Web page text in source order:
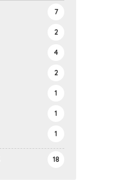
18
7
2
4
2
1
1
1